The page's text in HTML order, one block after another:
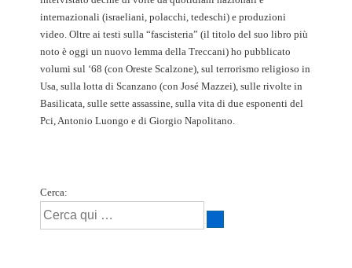
internazionali (israeliani, polacchi, tedeschi) e produzioni
video. Oltre ai testi sulla “fascisteria” (il titolo del suo libro più
noto è oggi un nuovo lemma della Treccani) ho pubblicato
volumi sul ‘68 (con Oreste Scalzone), sul terrorismo religioso in
Usa, sulla lotta di Scanzano (con José Mazzei), sulle rivolte in
Basilicata, sulle sette assassine, sulla vita di due esponenti del
Pci, Antonio Luongo e di Giorgio Napolitano.
Cerca: